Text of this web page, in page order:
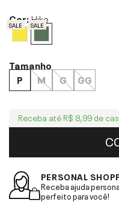
Cor:Hike
SALE SALE
Tamanho
P
M G GG
Receba até R$ 8,99 de
PERSONAL
Receba ajuda
perfeito para você!